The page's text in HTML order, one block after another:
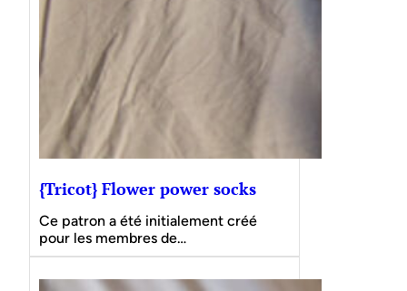
{Tricot} Flower power socks
Ce patron a été initialement créé
pour les membres de…